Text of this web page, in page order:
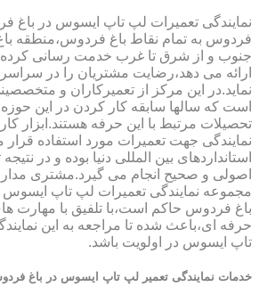
نمایندگی تعمیرات لپ تاپ ایسوس در باغ
فردوس به تمام نقاط باغ فردوس،منطقه
جنوب و از شرق تا غرب خدمت رسانی کرده و
ارائه می دهد،رضایت مشتریان را در
نماید.در این مرکز از تعمیرکاران و
است که سالها سابقه کار کردن در این حوزه
تحصیلات مرتبط با این حرفه هستند.ابزار
نمایندگی جهت تعمیرات مورد استفاده
استانداردهای بین المللی دنیا بوده و در
اصولی و صحیح انجام می گیرد.مشتری
مجموعه نمایندگی تعمیرات لپ تاپ
باغ فردوس حاکم است،با تلفیق با مهارت
حرفه ای،باعث شده تا مراجعه به این
تاپ ایسوس در اولویت باشد.
خدمات نمایندگی تعمیر لپ تاپ ایسوس در باغ